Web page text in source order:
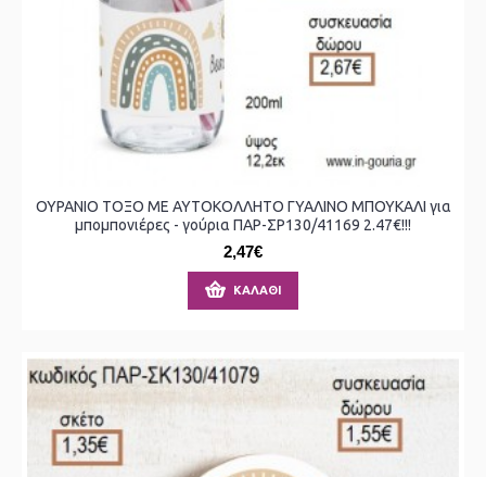
ΟΥΡΑΝΙΟ ΤΟΞΟ ΜΕ ΑΥΤΟΚΟΛΛΗΤΟ ΓΥΑΛΙΝΟ ΜΠΟΥΚΑΛΙ για
μπομπονιέρες - γούρια ΠΑΡ-ΣΡ130/41169 2.47€!!!
2,47€
ΚΑΛΆΘΙ